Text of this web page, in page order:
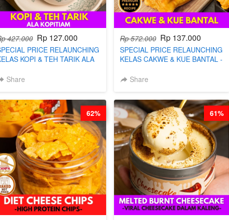
427.000 Rp 127.000
PRICE RELAUNCHING
KOPI & TEH TARIK ALA
(TANGGAL 04 AGS
Share
Rp 572.000 Rp 137.000
SPECIAL PRICE RELAUNCHING
KELAS CAKWE & KUE BANTAL -
AGS HARGA NAIK! )
Share
62% 61%